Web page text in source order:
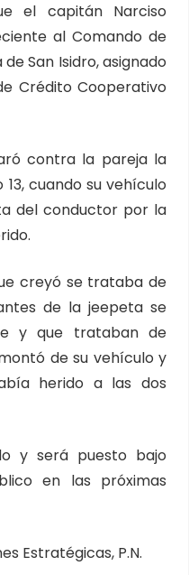
el capitán Narciso
al Comando de
San Isidro, asignado
Crédito Cooperativo
contra la pareja la
cuando su vehículo
del conductor por la
creyó se trataba de
de la jeepeta se
y que trataban de
de su vehículo y
herido a las dos
y será puesto bajo
en las próximas
Estratégicas, P.N.